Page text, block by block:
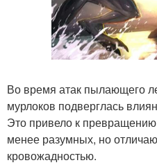
Во время атак пылающего
мурлоков подверглась
Это привело к
менее разумных, но
кровожадностью.